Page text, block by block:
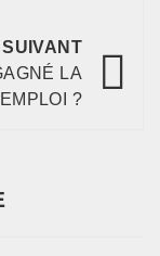
SUIVANT
LA
?